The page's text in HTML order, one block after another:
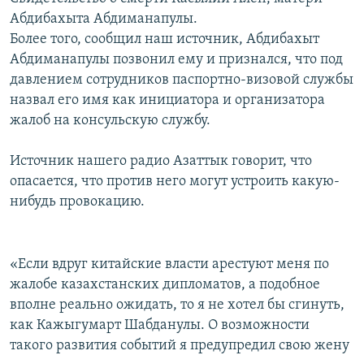
Абдибахыта Абдиманапулы.
Более того, сообщил наш источник, Абдибахыт
Абдиманапулы позвонил ему и признался, что под
давлением сотрудников паспортно-визовой службы
назвал его имя как инициатора и организатора
жалоб на консульскую службу.
Источник нашего радио Азаттык говорит, что
опасается, что против него могут устроить какую-
нибудь провокацию.
«Если вдруг китайские власти арестуют меня по
жалобе казахстанских дипломатов, а подобное
вполне реально ожидать, то я не хотел бы сгинуть,
как Кажыгумарт Шабданулы. О возможности
такого развития событий я предупредил свою жену